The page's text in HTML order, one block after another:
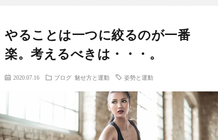
て
プ
客
よ
やることは一つに絞るのが一番
楽。考えるべきは・・・。
2020.07.16 ブログ 魅せ方と運動 姿勢と運動